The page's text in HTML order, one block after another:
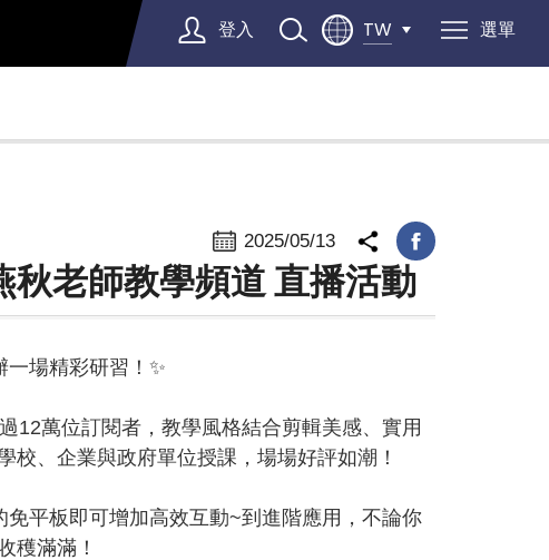
登入 TW 選單
2025/05/13
老師教學頻道 直播活動
場精彩研習！✨
12萬位訂閱者，教學風格結合剪輯美感、實用
、企業與政府單位授課，場場好評如潮！
平板即可增加高效互動~到進階應用，不論你
穫滿滿！